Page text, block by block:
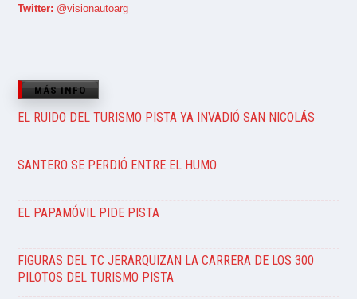
Twitter: @visionautoarg
MÁS INFO
EL RUIDO DEL TURISMO PISTA YA INVADIÓ SAN NICOLÁS
SANTERO SE PERDIÓ ENTRE EL HUMO
EL PAPAMÓVIL PIDE PISTA
FIGURAS DEL TC JERARQUIZAN LA CARRERA DE LOS 300
PILOTOS DEL TURISMO PISTA